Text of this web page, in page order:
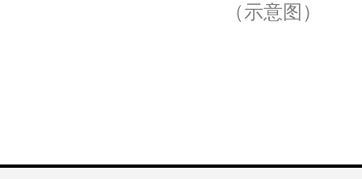
（示意图）